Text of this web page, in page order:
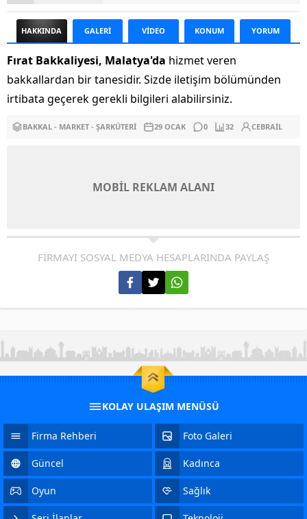
HAKKINDA GALERİ VİDEO KONUM YORUM
Fırat Bakkaliyesi, Malatya'da hizmet veren
bakkallardan bir tanesidir. Sizde iletişim bölümünden
irtibata geçerek gerekli bilgileri alabilirsiniz.
BAKKAL - MARKET - ŞARKÜTERI 29 OCAK 0 32 CEBRAIL
MOBİL REKLAM ALANI
FİRMAYI SOSYAL MEDYA HESAPLARINDA PAYLAŞ
KOLAY ULAŞIM MENÜSÜ
Firma Rehberi Foto Galeri
Güncel Kadınca
Oyun Sağlık